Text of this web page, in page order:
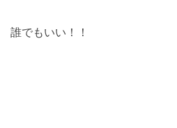
誰でもいい！！